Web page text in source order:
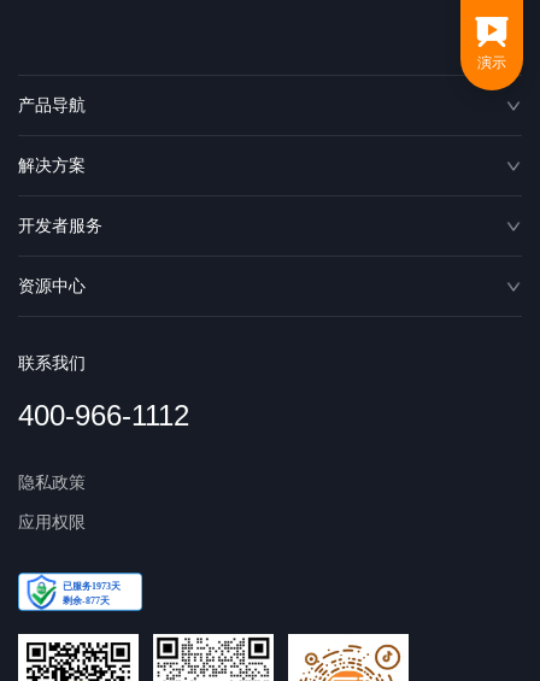
产品导航
解决方案
开发者服务
资源中心
联系我们
400-966-1112
隐私政策
应用权限
演示